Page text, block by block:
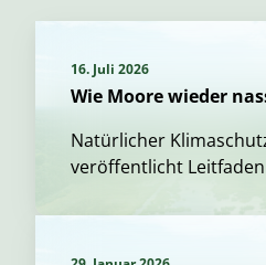
16. Juli 2026
Wie Moore wieder
Natürlicher
veröffentlicht Leitfaden